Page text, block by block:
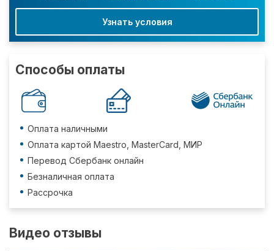
Узнать условия
Способы оплаты
Оплата наличными
Оплата картой Maestro, MasterCard, МИР
Перевод Сбербанк онлайн
Безналичная оплата
Рассрочка
Видео отзывы